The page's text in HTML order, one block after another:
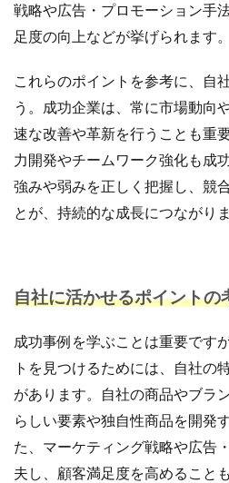
戦略や広告・プロモーション手
足度の向上などが挙げられます。
これらのポイントを参考に、自
う。成功企業は、常に市場動向
速な改善や革新を行うことも重
力開発やチームワーク強化も成
強みや弱みを正しく把握し、競
とが、持続的な成長につながりま
自社に活かせるポイントの
成功事例を学ぶことは重要です
トを見つけるためには、自社の
があります。自社の商品やブラ
らしい要素や独自性商品を開発
た、マーケティング戦略や広告
夫し、顧客満足度を高めること